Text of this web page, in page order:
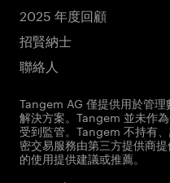
2025 年度回顧
招賢納士
聯絡人
Tangem AG 僅提供用於管
解決方案。Tangem 並未作
受到監管。Tangem 不持有
密交易服務由第三方提供商
的使用提供建議或推薦。